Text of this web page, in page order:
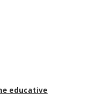
educative